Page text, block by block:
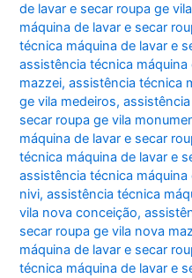
de lavar e secar roupa ge
máquina de lavar e secar
técnica máquina de lavar e
assistência técnica máquina
mazzei,assistência técnica
ge vila medeiros,
secar roupa ge vila
máquina de lavar e secar
técnica máquina de lavar e
assistência técnica máquina
nivi,assistência técnica
vila nova conceição,
secar roupa ge vila nova
máquina de lavar e secar
técnica máquina de lavar e